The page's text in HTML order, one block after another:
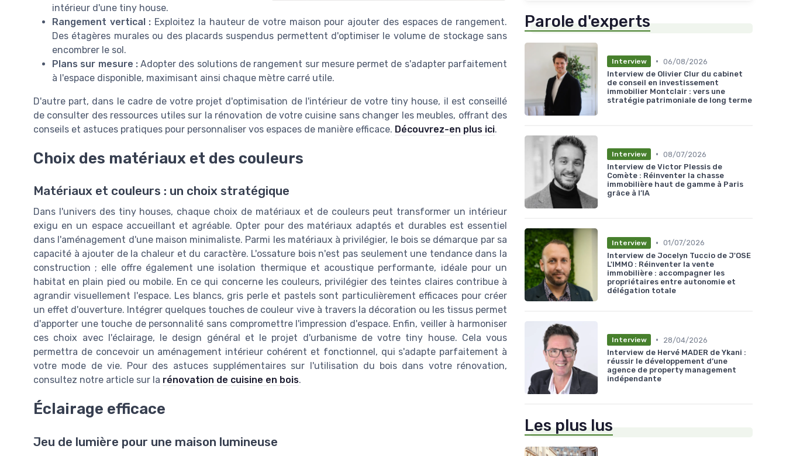
intérieur d'une tiny house.
Rangement vertical : Exploitez la hauteur de votre maison pour ajouter des espaces de rangement.
Des étagères murales ou des placards suspendus permettent d'optimiser le volume de stockage sans
encombrer le sol.
Plans sur mesure :Adopter des solutions de rangement sur mesure permet de s'adapter parfaitement
à l'espace disponible, maximisant ainsi chaque mètre carré utile.
D'autre part, dans le cadre de votre projet d'optimisation de l'intérieur de votre tiny house, il est conseillé
de consulter des ressources utiles sur la rénovation de votre cuisine sans changer les meubles, offrant des
conseils et astuces pratiques pour personnaliser vos espaces de manière efficace. Découvrez-en plus ici.
Choix des matériaux et des couleurs
Matériaux et couleurs : un choix stratégique
Dans l'univers des tiny houses, chaque choix de matériaux et de couleurs peut transformer un intérieur
exigu en un espace accueillant et agréable. Opter pour des matériaux adaptés et durables est essentiel
dans l'aménagement d'une maison minimaliste. Parmi les matériaux à privilégier, le bois se démarque par sa
capacité à ajouter de la chaleur et du caractère. L'ossature bois n'est pas seulement une tendance dans la
construction ; elle offre également une isolation thermique et acoustique performante, idéale pour un
habitat en plain pied ou mobile. En ce qui concerne les couleurs, privilégier des teintes claires contribue à
agrandir visuellement l'espace. Les blancs, gris perle et pastels sont particulièrement efficaces pour créer
un effet d'ouverture. Intégrer quelques touches de couleur vive à travers la décoration ou les tissus permet
d'apporter une touche de personnalité sans compromettre l'impression d'espace. Enfin, veiller à harmoniser
ces choix avec l'éclairage, le design général et le projet d'urbanisme de votre tiny house. Cela vous
permettra de concevoir un aménagement intérieur cohérent et fonctionnel, qui s'adapte parfaitement à
votre mode de vie. Pour des astuces supplémentaires sur l'utilisation du bois dans votre rénovation,
consultez notre article sur la rénovation de cuisine en bois.
Éclairage efficace
Jeu de lumière pour une maison lumineuse
Parole d'experts
Interview • 06/08/2026
Interview de Olivier Clur du cabinet
de conseil en investissement
immobilier Montclair : vers une
stratégie patrimoniale de long terme
Interview • 08/07/2026
Interview de Victor Plessis de
Comète : Réinventer la chasse
immobilière haut de gamme à Paris
grâce à l’IA
Interview • 01/07/2026
Interview de Jocelyn Tuccio de J'OSE
L'IMMO : Réinventer la vente
immobilière : accompagner les
propriétaires entre autonomie et
délégation totale
Interview •
28/04/2026
Interview de Hervé MADER de Ykani :
réussir le développement d’une
agence de property management
indépendante
Les plus lus